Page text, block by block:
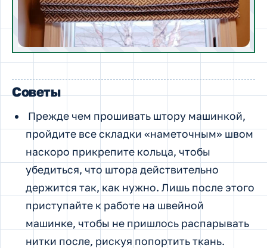
Советы
Прежде чем прошивать штору машинкой,
пройдите все складки «наметочным» швом
наскоро прикрепите кольца, чтобы
убедиться, что штора действительно
держится так, как нужно. Лишь после этого
приступайте к работе на швейной
машинке, чтобы не пришлось распарывать
нитки после, рискуя попортить ткань.